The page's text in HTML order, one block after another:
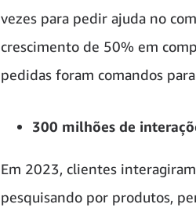
vezes para pedir ajuda no
crescimento de 50% em
pedidas foram comandos
300 milhões de
Em 2023, clientes
pesquisando por produtos,